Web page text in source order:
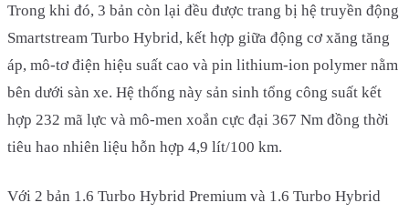
Trong khi đó, 3 bản còn lại đều được trang bị hệ truyền động
Smartstream Turbo Hybrid, kết hợp giữa động cơ xăng tăng
áp, mô-tơ điện hiệu suất cao và pin lithium-ion polymer nằm
bên dưới sàn xe. Hệ thống này sản sinh tổng công suất kết
hợp 232 mã lực và mô-men xoắn cực đại 367 Nm đồng thời
tiêu hao nhiên liệu hỗn hợp 4,9 lít/100 km.
Với 2 bản 1.6 Turbo Hybrid Premium và 1.6 Turbo Hybrid